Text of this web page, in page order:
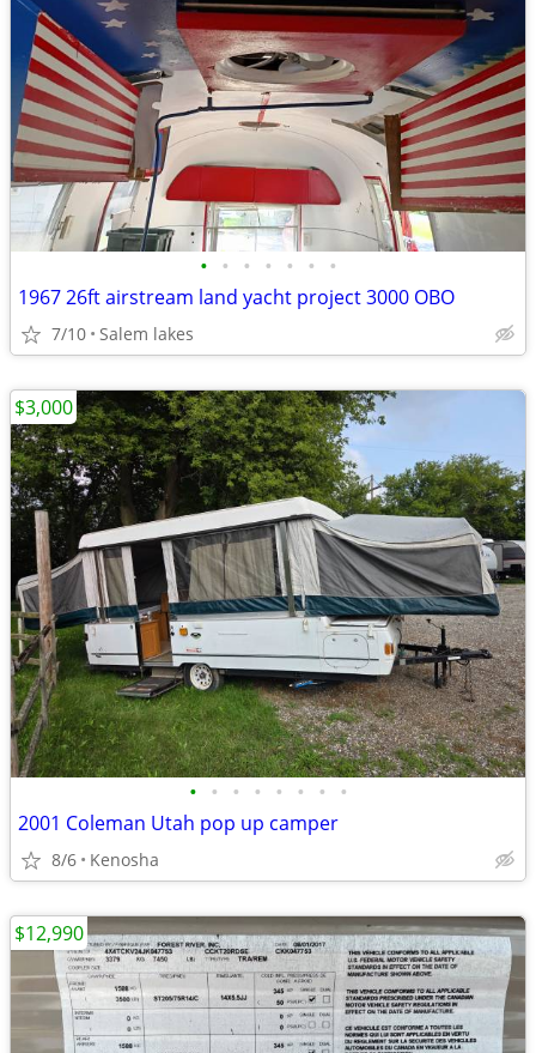
• • • • • • •
1967 26ft airstream land yacht project 3000 OBO
7/10 Salem lakes
• • • • • • • •
2001 Coleman Utah pop up camper
8/6 Kenosha
$3,000
$12,990